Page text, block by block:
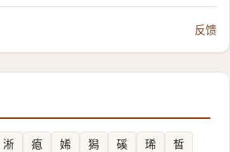
反馈
淅 瘜 㛓 獡 磎 琋
皙